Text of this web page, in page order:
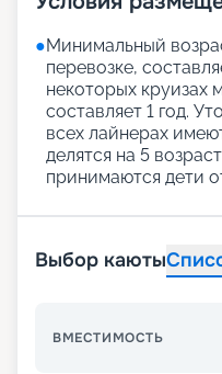
●Минимальный
перевозке,
некоторых круизах
составляет 1 год.
всех лайнерах
делятся на 5
принимаются дети
Выбор каюты
ВМЕСТИМОСТЬ